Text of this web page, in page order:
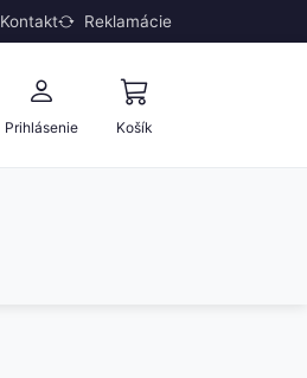
Kontakt Reklamácie
Prihlásenie Košík